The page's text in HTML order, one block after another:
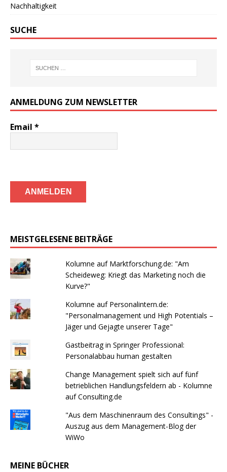
Nachhaltigkeit
SUCHE
ANMELDUNG ZUM NEWSLETTER
Email *
MEISTGELESENE BEITRÄGE
Kolumne auf Marktforschung.de: "Am
Scheideweg: Kriegt das Marketing noch die
Kurve?"
Kolumne auf Personalintern.de:
"Personalmanagement und High Potentials –
Jäger und Gejagte unserer Tage"
Gastbeitrag in Springer Professional:
Personalabbau human gestalten
Change Management spielt sich auf fünf
betrieblichen Handlungsfeldern ab - Kolumne
auf Consulting.de
"Aus dem Maschinenraum des Consultings" -
Auszug aus dem Management-Blog der
WiWo
MEINE BÜCHER